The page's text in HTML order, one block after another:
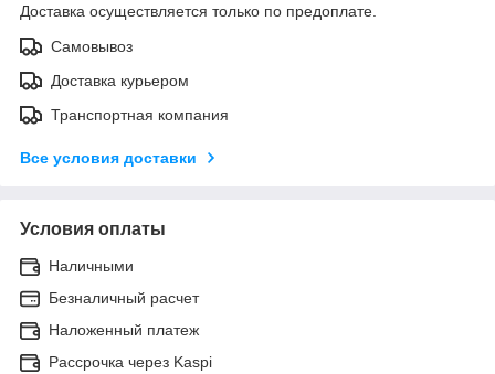
Доставка осуществляется только по предоплате.
Самовывоз
Доставка курьером
Транспортная компания
Все условия доставки
Условия оплаты
Наличными
Безналичный расчет
Наложенный платеж
Рассрочка через Kaspi